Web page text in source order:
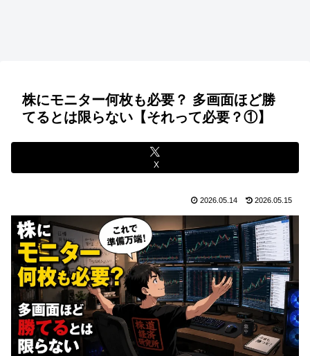
株にモニター何枚も必要？ 多画面ほど勝
てるとは限らない【それって必要？①】
X
2026.05.14 2026.05.15